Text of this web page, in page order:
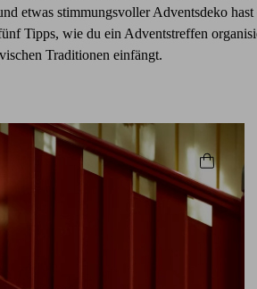
etwas stimmungsvoller Adventsdeko
Tipps, wie du ein Adventstreffen
Traditionen einfängt.